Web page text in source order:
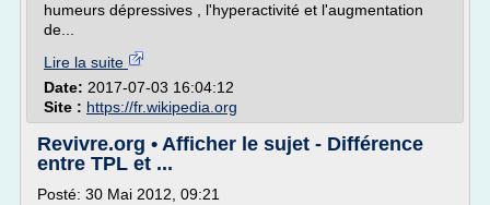
humeurs dépressives , l'hyperactivité et l'augmentation
de...
Lire la suite
Date: 2017-07-03 16:04:12
Site : https://fr.wikipedia.org
Revivre.org • Afficher le sujet - Différence
entre TPL et ...
Posté: 30 Mai 2012, 09:21